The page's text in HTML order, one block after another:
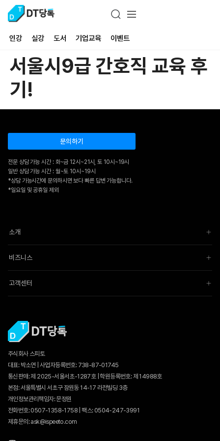
인강 실강 도서 기업교육 이벤트
서울시9급 간호직 교육 후
기!
문의하기
전문 상담 가능 시간 : 화~금 12시~21시, 토 10시~19시
일반 상담 가능 시간 : 월~토 10시~19시
*상담 가능시간에 문의하시면 보다 빠른 답변 가능합니다.
*일요일 및 공휴일 제외
소개
비즈니스
고객센터
주식회사 스피토
대표: 박소연 | 사업자등록번호: 738-87-01745
통신판매:제 2025-서울서초-1287호| 학원등록번호: 제 14988호
본점: 서울특별시 서초구 잠원동 14-17 라전빌딩 3층
개인정보관리책임자: 문정원
전화번호: 0507-1358-1758 | 팩스: 0504-247-3991
제휴문의: ask@ispeeto.com